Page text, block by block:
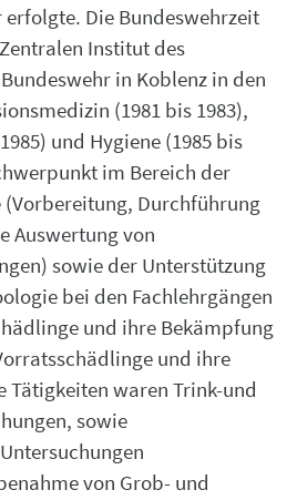
erfolgte. Die Bundeswehrzeit
Institut des
in Koblenz in den
(1981 bis 1983),
und Hygiene (1985 bis
im Bereich der
(Vorbereitung, Durchführung
Auswertung von
sowie der Unterstützung
bei den Fachlehrgängen
und ihre Bekämpfung
und ihre
Tätigkeiten waren Trink-und
sowie
von Grob- und